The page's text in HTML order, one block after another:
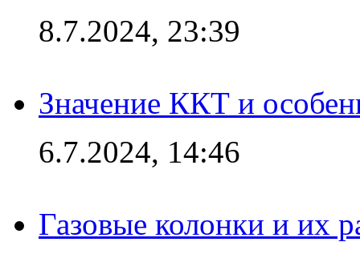
8.7.2024, 23:39
Значение ККТ и
6.7.2024, 14:46
Газовые колонки и их